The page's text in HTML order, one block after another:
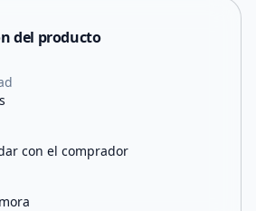
del producto
con el comprador